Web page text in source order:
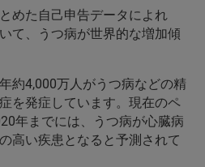
めた自己申告データによれ
て、うつ病が世界的な増加傾
約4,000万人がうつ病などの精
を発症しています。現在のペ
年までには、うつ病が心臓病
高い疾患となると予測されて